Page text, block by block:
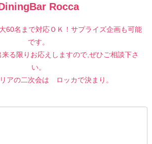
Rocca
60名まで対応ＯＫ！サプライズ企画も可能
です。
る限りお応えしますので,ぜひご相談下さ
い。
アの二次会は ロッカで決まり。